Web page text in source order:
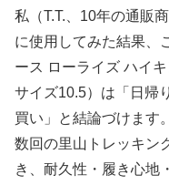
私（T.T.、10年の通販
に使用してみた結果、
ース ローライズ ハイ
サイズ10.5）は「日帰
買い」と結論づけます
数回の里山トレッキン
き、耐久性・履き心地